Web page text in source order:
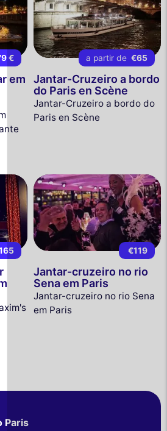
€
em
a partir de €65
Jantar-Cruzeiro a bordo
do Paris en Scène
Jantar-Cruzeiro a bordo do
Paris en Scène
€119
Jantar-cruzeiro no rio
Sena em Paris
Jantar-cruzeiro no rio Sena
em Paris
Paris